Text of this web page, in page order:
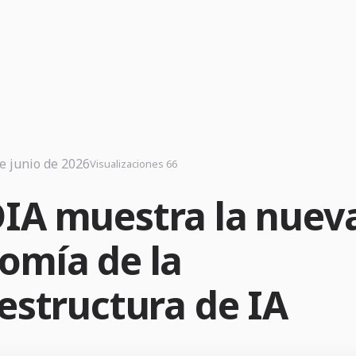
muestra la
de la
de IA
junio de 2026Visualizaciones 66